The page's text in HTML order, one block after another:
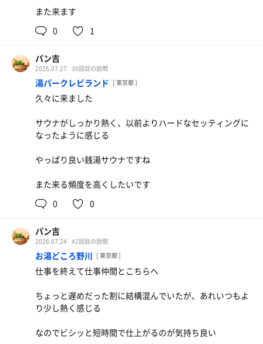
また来ます
0
1
パン吉
2026.07.27 30回目の訪問
湯パークレビランド [ 東京都 ]
久々に来ました
サウナがしっかり熱く、以前よりハードなセッティングに
なったように感じる
やっぱり良い銭湯サウナですね
また来る頻度を高くしたいです
0
0
パン吉
2026.07.24 42回目の訪問
お湯どころ野川 [ 東京都 ]
仕事を終えて仕事仲間とこちらへ
ちょっと遅めだった割に結構混んでいたが、あれいつもよ
り少し熱く感じる
なのでビシッと短時間で仕上がるのが気持ち良い